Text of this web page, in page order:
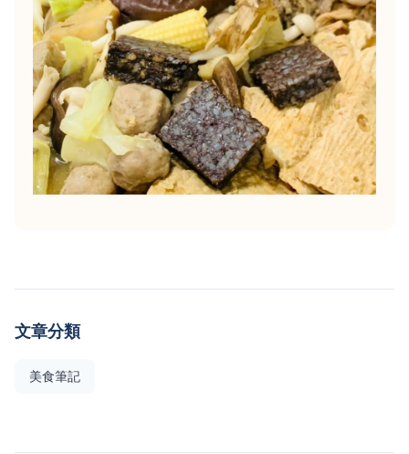
文章分類
美食筆記